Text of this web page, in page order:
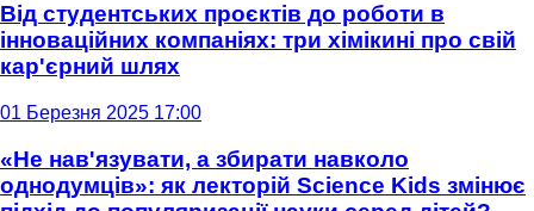
Від студентських проєктів до роботи в
інноваційних компаніях: три хімікині про свій
кар'єрний шлях
01 Березня 2025 17:00
«Не нав'язувати, а збирати навколо
однодумців»: як лекторій Science Kids змінює